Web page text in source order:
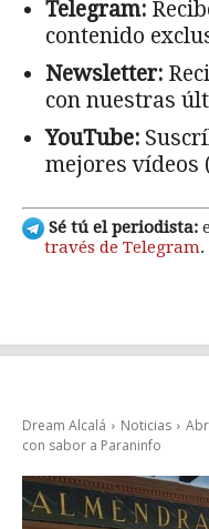
Telegram:
contenido
Newsletter:
con nuestras
YouTube:
mejores vídeos
Sé tú el periodista:
través de Telegram.